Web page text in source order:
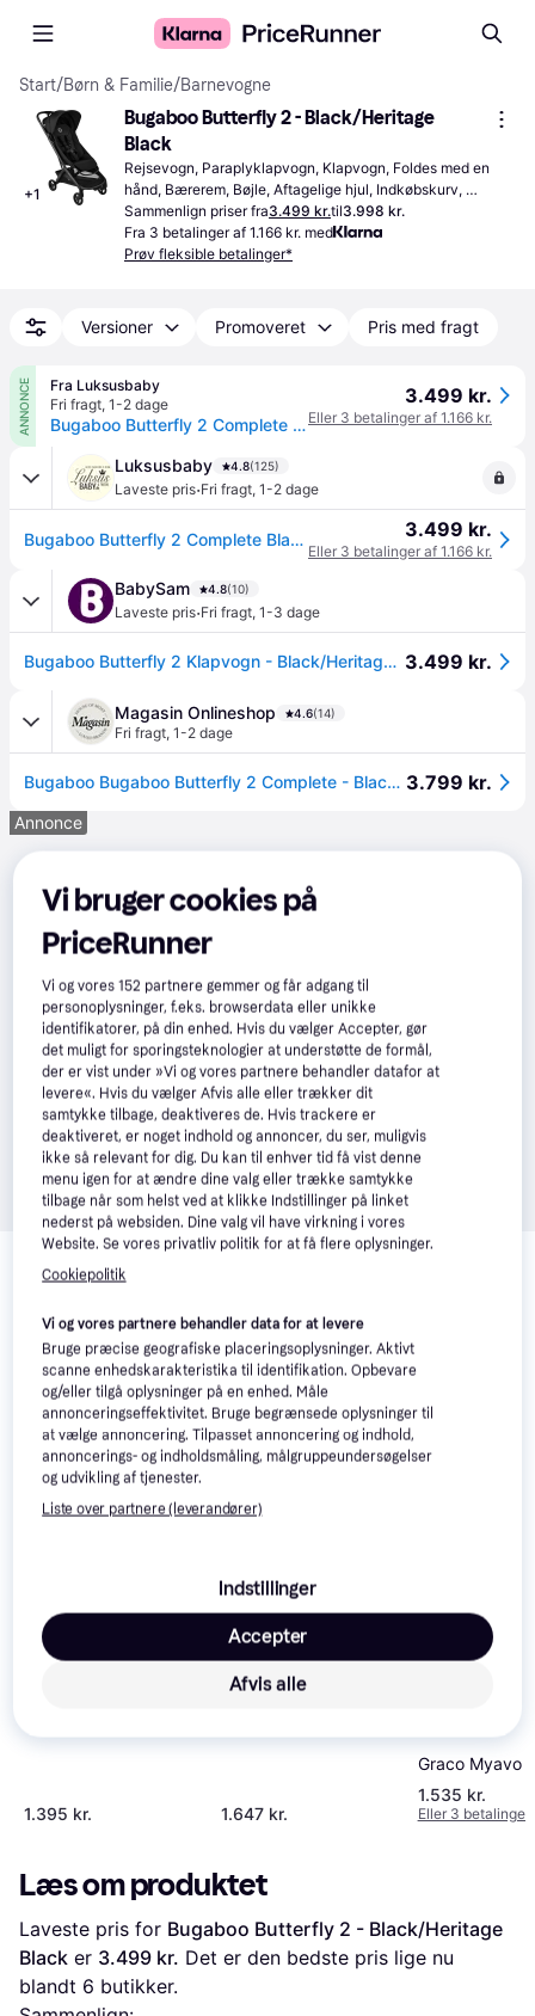
Start/Børn & Familie/Barnevogne
+1
Bugaboo Butterfly 2 - Black/Heritage
Black
Rejsevogn, Paraplyklapvogn, Klapvogn, Foldes med en
hånd, Bærerem, Bøjle, Aftagelige hjul, Indkøbskurv,
Justerbart ryglæn, Håndbagage fly, Regnslag,
Liggeposition, Transporttaske, Kaleche, der kan udvides,
Ergonomisk sæde, Justerbar fodstøtte, Justerbart håndtag,
Sammenlign priser fra3.499 kr.til3.998 kr.
Fra 3 betalinger af 1.166 kr. med
Prøv fleksible betalinger*
Versioner Promoveret Pris med fragt
ANNONCE
Fra Luksusbaby
Fri fragt, 1-2 dage
Bugaboo Butterfly 2 Complete Black/Heritage Black
3.499 kr.
Eller 3 betalinger af 1.166 kr.
Luksusbaby 4.8(125)
Laveste pris·Fri fragt, 1-2 dage
Bugaboo Butterfly 2 Complete Black/Heritage Black 3.499 kr.
Eller 3 betalinger af 1.166 kr.
BabySam 4.8(10)
Laveste pris·Fri fragt, 1-3 dage
Bugaboo Butterfly 2 Klapvogn - Black/Heritage Black 3.499 kr.
Magasin Onlineshop 4.6(14)
Fri fragt, 1-2 dage
Bugaboo Bugaboo Butterfly 2 Complete - Black/heritage Black Klapvogne & Barnevogne hos Magasin. 3.799 kr.
Annonce
Relaterede produkter
Se vores forslag til andre produkter, der matcher dine
interesser.
-304 kr.
Cybex Agis Klapvogn
1.395 kr.
Graco Myavo Midnight
1.647 kr.
Graco Myavo
1.535 kr.
Eller 3 betalinger
Læs om produktet
Laveste pris for Bugaboo Butterfly 2 - Black/Heritage
Black er 3.499 kr. Det er den bedste pris lige nu
blandt 6 butikker.
Vi bruger cookies på
PriceRunner
Vi og vores152 partnere gemmer og får adgang til
personoplysninger, f.eks. browserdata eller unikke
identifikatorer, på din enhed. Hvis du vælger Accepter, gør
det muligt for sporingsteknologier at understøtte de formål,
der er vist under »Vi og vores partnere behandler datafor at
levere«. Hvis du vælger Afvis alle eller trækker dit
samtykke tilbage, deaktiveres de. Hvis trackere er
deaktiveret, er noget indhold og annoncer, du ser, muligvis
ikke så relevant for dig. Du kan til enhver tid få vist denne
menu igen for at ændre dine valg eller trække samtykke
tilbage når som helst ved at klikke Indstillinger på linket
nederst på websiden. Dine valg vil have virkning i vores
Website. Se vores privatliv politik for at få flere oplysninger.
Cookiepolitik
Vi og vores partnere behandler data for at levere
Bruge præcise geografiske placeringsoplysninger. Aktivt
scanne enhedskarakteristika til identifikation. Opbevare
og/eller tilgå oplysninger på en enhed. Måle
annonceringseffektivitet. Bruge begrænsede oplysninger til
at vælge annoncering. Tilpasset annoncering og indhold,
annoncerings- og indholdsmåling, målgruppeundersøgelser
og udvikling af tjenester.
Liste over partnere (leverandører)
Indstillinger
Afvis alle
Accepter